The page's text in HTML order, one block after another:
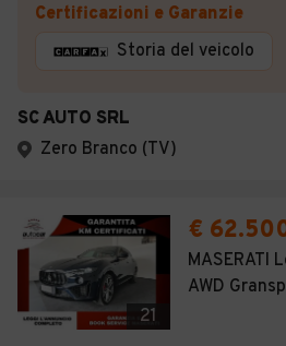
Certificazioni e Garanzie
Storia del veicolo
SC AUTO SRL
Zero Branco (TV)
21
€
MASERATI
AWD